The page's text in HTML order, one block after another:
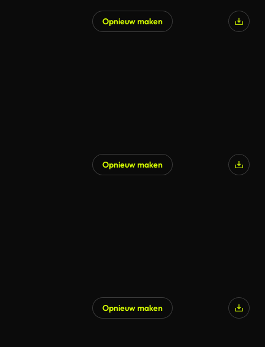
Opnieuw maken
Opnieuw maken
Opnieuw maken